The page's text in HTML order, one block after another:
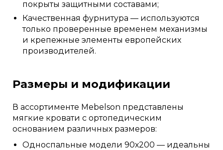
покрыты защитными составами;
Качественная фурнитура — используются
только проверенные временем механизмы
и крепежные элементы европейских
производителей.
Размеры и модификации
В ассортименте Mebelson представлены
мягкие кровати с ортопедическим
основанием различных размеров:
Односпальные модели 90х200 — идеальны